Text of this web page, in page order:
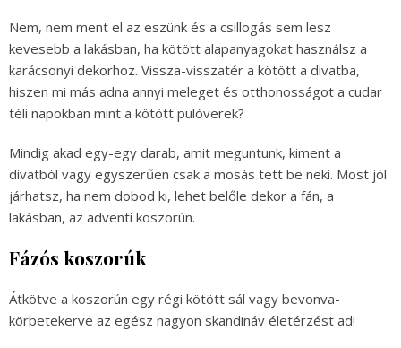
Nem, nem ment el az eszünk és a csillogás sem lesz
kevesebb a lakásban, ha kötött alapanyagokat használsz a
karácsonyi dekorhoz. Vissza-visszatér a kötött a divatba,
hiszen mi más adna annyi meleget és otthonosságot a cudar
téli napokban mint a kötött pulóverek?
Mindig akad egy-egy darab, amit meguntunk, kiment a
divatból vagy egyszerűen csak a mosás tett be neki. Most jól
járhatsz, ha nem dobod ki, lehet belőle dekor a fán, a
lakásban, az adventi koszorún.
Fázós koszorúk
Átkötve a koszorún egy régi kötött sál vagy bevonva-
körbetekerve az egész nagyon skandináv életérzést ad!